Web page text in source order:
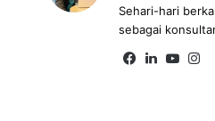
Sehari-hari
sebagai
Fa Lin Yo